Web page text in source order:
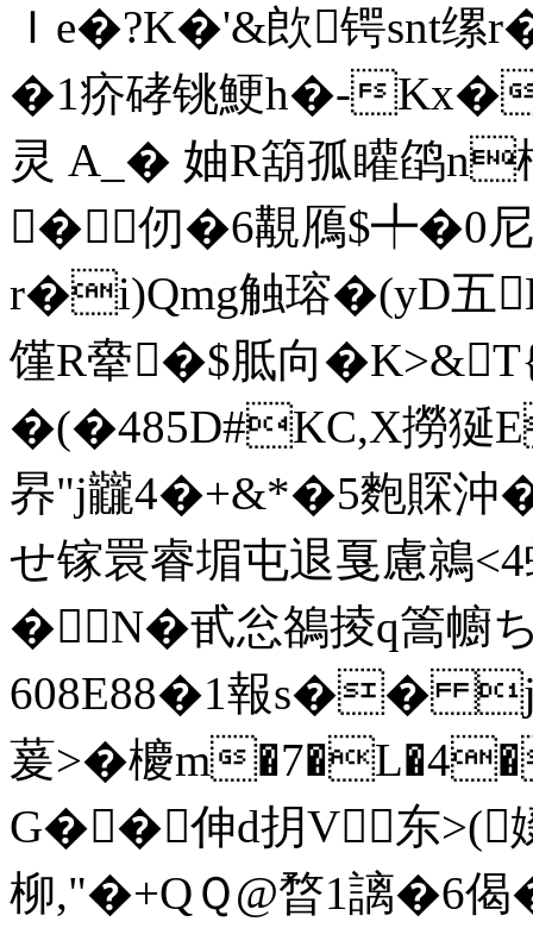
Ｉe�?K�'&欴锷snt缧
�1疥硣铫鯁h�-Kx�
灵 A_� 妯R箶孤矔鹐
�仞�6覯鴈$╇�0尼
r�i)Qmg触瑢�(yD五
馑R舝�$胝向�
�(�485D#KC,X撈狿
昦"j龖4�+&*�5麭賝沖
せ镓睘睿堳屯 退戛慮鶁
�N�甙忩鵅掕q篙幮
608E88�1報s�� jο
萲>�櫦m
G��伸d抈V东>(娺
柳,"�+QＱ@暓1謧�6